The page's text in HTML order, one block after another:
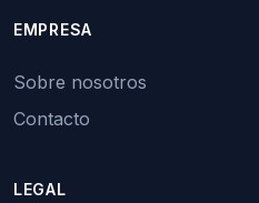
EMPRESA
Sobre nosotros
Contacto
LEGAL